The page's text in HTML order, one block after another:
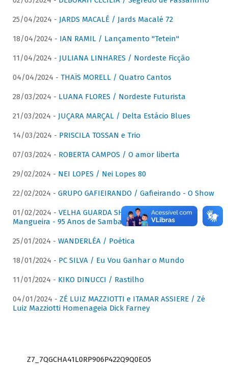
25/04/2024 - JARDS MACALÉ / Jards Macalé 72
18/04/2024 - IAN RAMIL / Lançamento "Tetein"
11/04/2024 - JULIANA LINHARES / Nordeste Ficção
04/04/2024 - THAÏS MORELL / Quatro Cantos
28/03/2024 - LUANA FLORES / Nordeste Futurista
21/03/2024 - JUÇARA MARÇAL / Delta Estácio Blues
14/03/2024 - PRISCILA TOSSAN e Trio
07/03/2024 - ROBERTA CAMPOS / O amor liberta
29/02/2024 - NEI LOPES / Nei Lopes 80
22/02/2024 - GRUPO GAFIEIRANDO / Gafieirando - O Show
01/02/2024 - VELHA GUARDA SHOW DA MANGUEIRA /
Mangueira - 95 Anos de Samba
25/01/2024 - WANDERLÉA / Poética
18/01/2024 - PC SILVA / Eu Vou Ganhar o Mundo
11/01/2024 - KIKO DINUCCI / Rastilho
04/01/2024 - ZÉ LUIZ MAZZIOTTI e ITAMAR ASSIERE / Zé
Luiz Mazziotti Homenageia Dick Farney
Z7_7QGCHA41L0RP906P422Q9Q0EO5